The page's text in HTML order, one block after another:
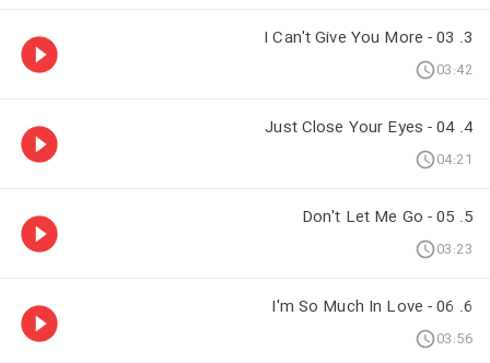
3. 03 - I Can't Give You More
03:42
4. 04 - Just Close Your Eyes
04:21
5. 05 - Don't Let Me Go
03:23
6. 06 - I'm So Much In Love
03:56